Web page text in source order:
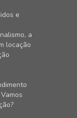
e
a
locação